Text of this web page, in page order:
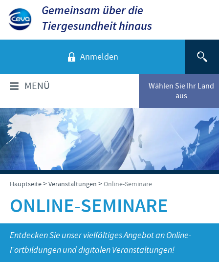
Gemeinsam über die
Tiergesundheit hinaus
Anmelden
Wählen Sie Ihr Land
aus
MENÜ
ÜBER CEVA
Das sind wir
Unsere Werte
Standort Düsseldorf
Standort Greifswald-Riems
Dr. Felgenträger
News
TIERARTEN
Hunde
Schweine
Geflügel
PRODUKTE
Produkte für Nutztiere
Produkte für Heimtiere
VERANSTALTUNGEN
Online-Seminare
Präsenztermine
KARRIERE
Hauptseite>Veranstaltungen >Online-Seminare
ONLINE-SEMINARE
Entdecken Sie unser vielfältiges Angebot an Online-
Fortbildungen und digitalen Veranstaltungen!